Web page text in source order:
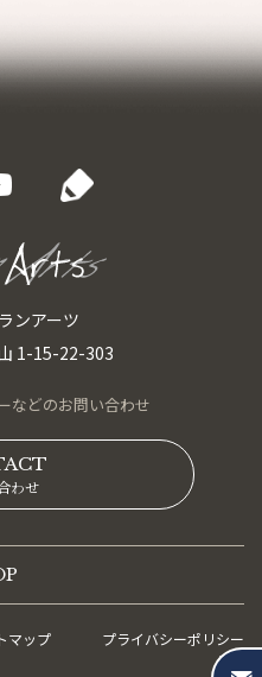
ンアーツ
1-15-22-303
などのお問い合わせ
わせ
マップ プライバシーポリシー